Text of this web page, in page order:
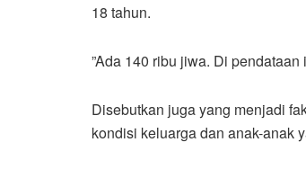
18 tahun.
”Ada 140 ribu jiwa. Di
Disebutkan juga yang menjadi
kondisi keluarga dan anak-anak